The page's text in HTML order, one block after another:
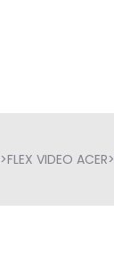
>FLEX VIDEO ACER>